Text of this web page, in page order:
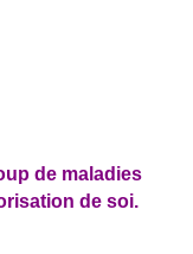
de maladies
de soi.